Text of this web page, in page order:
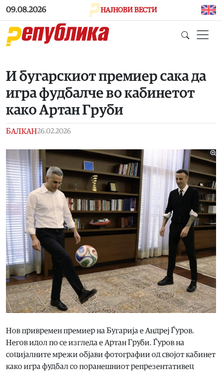
Skip to main content
09.08.2026 НАЈНОВИ ВЕСТИ
И бугарскиот премиер сака да
игра фудбалче во кабинетот
како Артан Груби
БАЛКАН26.02.2026
Нов привремен премиер на Бугарија е Андреј Ѓуров.
Негов идол по се изгледа е Артан Груби. Ѓуров на
социјалните мрежи објави фотографии од својот кабинет
како игра фудбал со поранешниот репрезентативец